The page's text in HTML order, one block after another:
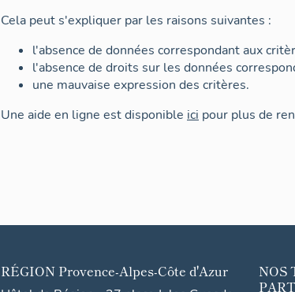
Cela peut s'expliquer par les raisons suivantes :
l'absence de données correspondant aux
l'absence de droits sur les données
une mauvaise expression des critères.
Une aide en ligne est disponible ici pour plus de
RÉGION Provence-Alpes-Côte d'Azur
NOS